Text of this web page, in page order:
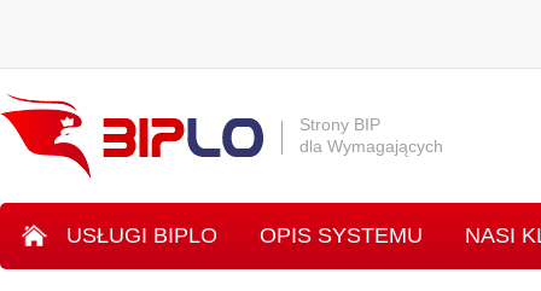
Strony BIP
dla Wymagających
USŁUGI BIPLO OPIS SYSTEMU NASI